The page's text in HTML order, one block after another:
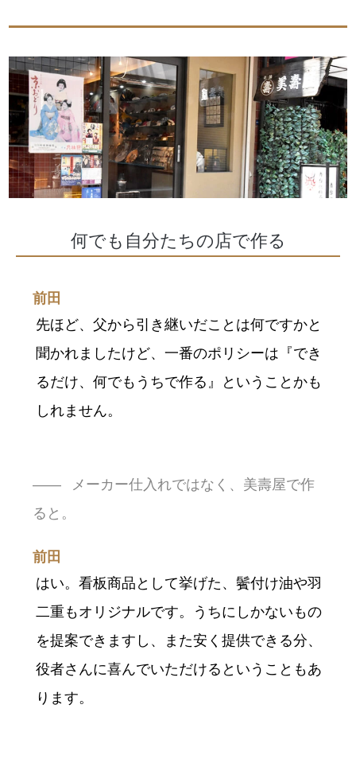
何でも自分たちの店で作る
前田
先ほど、父から引き継いだことは何ですかと
聞かれましたけど、一番のポリシーは『でき
るだけ、何でもうちで作る』ということかも
しれません。
メーカー仕入れではなく、美壽屋で作
ると。
前田
はい。看板商品として挙げた、鬢付け油や羽
二重もオリジナルです。うちにしかないもの
を提案できますし、また安く提供できる分、
役者さんに喜んでいただけるということもあ
ります。